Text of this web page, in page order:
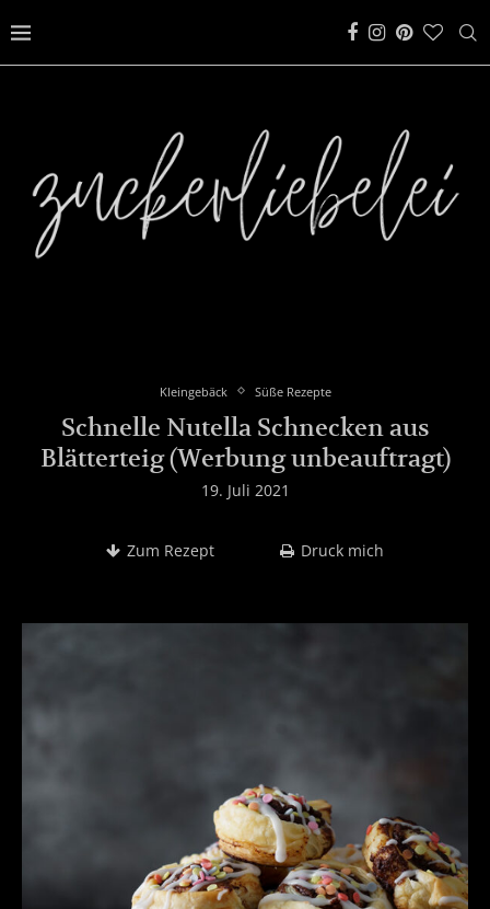
Kleingebäck Süße Rezepte
Schnelle Nutella Schnecken aus
Blätterteig (Werbung unbeauftragt)
19. Juli 2021
Zum Rezept Druck mich